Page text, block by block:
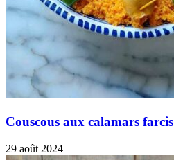
Couscous aux calamars farcis
29 août 2024